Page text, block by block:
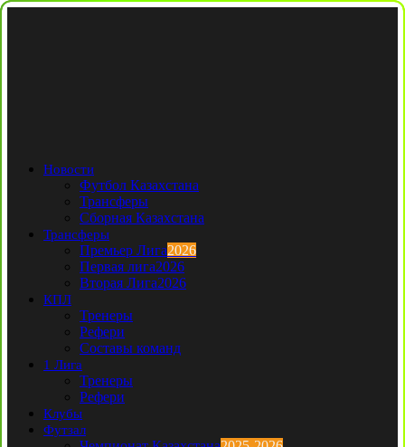
Новости
Футбол Казахстана
Трансферы
Сборная Казахстана
Трансферы
Премьер Лига2026
Первая лига2026
Вторая Лига2026
КПЛ
Тренеры
Рефери
Составы команд
1 Лига
Тренеры
Рефери
Клубы
Футзал